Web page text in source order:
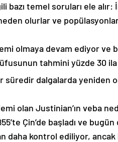
bazı temel soruları ele alır:
olurlar ve
olmaya devam ediyor ve
tahmini yüzde 30 ila
süredir dalgalarda yeniden
olan Justinian’ın veba
Çin’de başladı ve bugün
daha kontrol ediliyor, ancak